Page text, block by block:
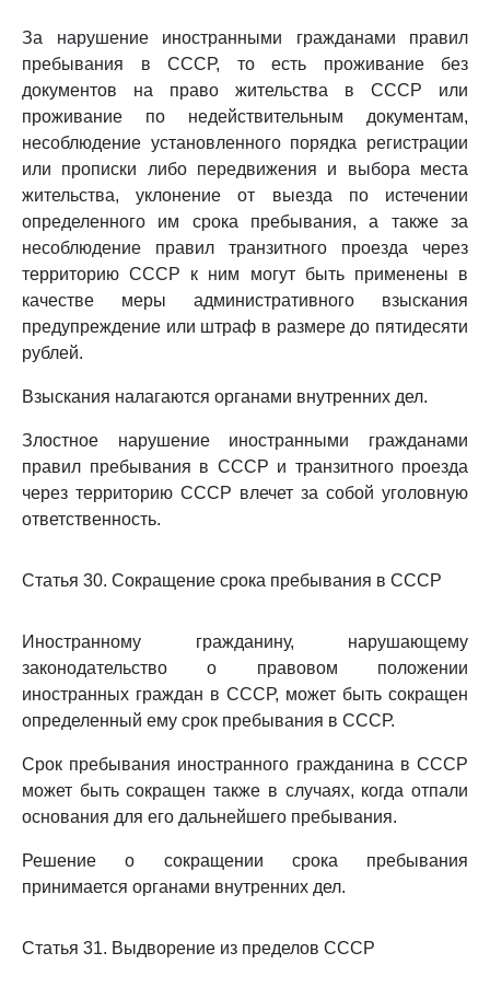
За нарушение иностранными гражданами правил
пребывания в СССР, то есть проживание без
документов на право жительства в СССР или
проживание по недействительным документам,
несоблюдение установленного порядка регистрации
или прописки либо передвижения и выбора места
жительства, уклонение от выезда по истечении
определенного им срока пребывания, а также за
несоблюдение правил транзитного проезда через
территорию СССР к ним могут быть применены в
качестве меры административного взыскания
предупреждение или штраф в размере до пятидесяти
рублей.
Взыскания налагаются органами внутренних дел.
Злостное нарушение иностранными гражданами
правил пребывания в СССР и транзитного проезда
через территорию СССР влечет за собой уголовную
ответственность.
Статья 30. Сокращение срока пребывания в СССР
Иностранному гражданину, нарушающему
законодательство о правовом положении
иностранных граждан в СССР, может быть сокращен
определенный ему срок пребывания в СССР.
Срок пребывания иностранного гражданина в СССР
может быть сокращен также в случаях, когда отпали
основания для его дальнейшего пребывания.
Решение о сокращении срока пребывания
принимается органами внутренних дел.
Статья 31. Выдворение из пределов СССР